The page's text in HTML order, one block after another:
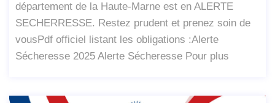
département de la Haute-Marne est en ALERTE
SECHERRESSE. Restez prudent et prenez soin de
vousPdf officiel listant les obligations :Alerte
Sécheresse 2025 Alerte Sécheresse Pour plus